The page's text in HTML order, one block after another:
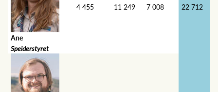
Ane
Speiderstyret
4 455 11 249 7 008 22 712